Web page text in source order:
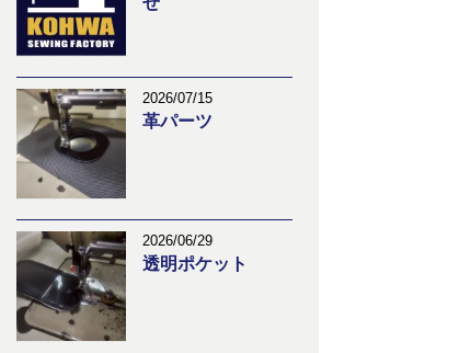
2026/07/15
革パーツ
2026/06/29
透明ポケット